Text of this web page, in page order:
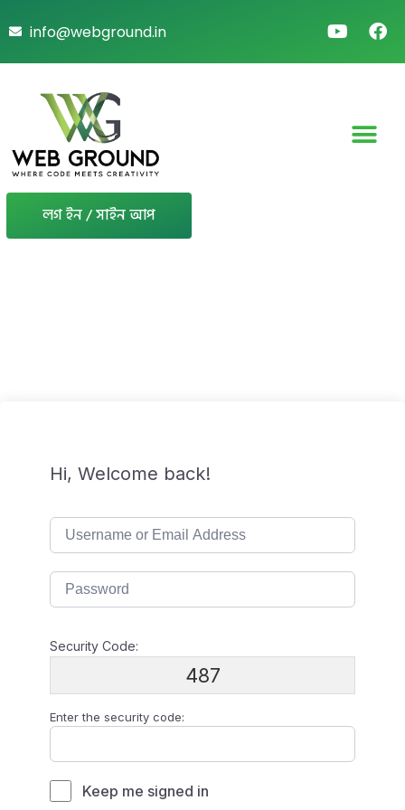
info@webground.in
লগ ইন / সাইন আপ
Hi, Welcome back!
Security Code:
487
Enter the security code:
Keep me signed in